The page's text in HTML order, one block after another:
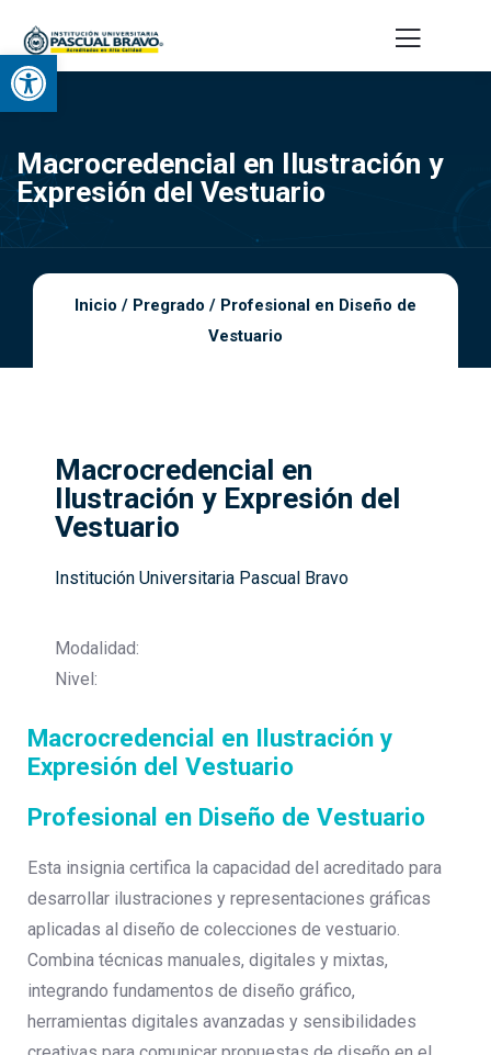
Abrir barra de herramientas
Macrocredencial en Ilustración y
Expresión del Vestuario
Inicio / Pregrado / Profesional en Diseño de
Vestuario
Macrocredencial en
Ilustración y Expresión del
Vestuario
Institución Universitaria Pascual Bravo
Modalidad:
Nivel:
Macrocredencial en Ilustración y
Expresión del Vestuario
Profesional en Diseño de Vestuario
Esta insignia certifica la capacidad del acreditado para
desarrollar ilustraciones y representaciones gráficas
aplicadas al diseño de colecciones de vestuario.
Combina técnicas manuales, digitales y mixtas,
integrando fundamentos de diseño gráfico,
herramientas digitales avanzadas y sensibilidades